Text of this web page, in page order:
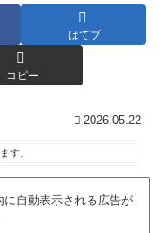
はてブ
コピー
2026.05.22
す。
自動表示される広告が